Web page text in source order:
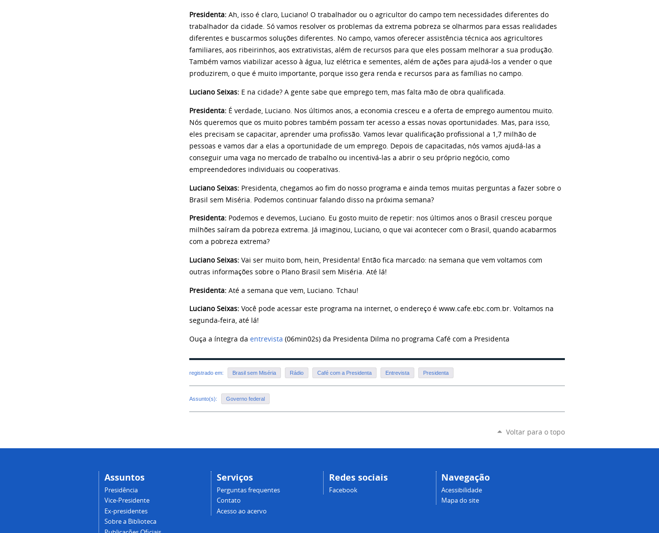
Presidenta: Ah, isso é claro, Luciano! O trabalhador ou o agricultor do campo tem necessidades diferentes do
trabalhador da cidade. Só vamos resolver os problemas da extrema pobreza se olharmos para essas realidades
diferentes e buscarmos soluções diferentes. No campo, vamos oferecer assistência técnica aos agricultores
familiares, aos ribeirinhos, aos extrativistas, além de recursos para que eles possam melhorar a sua produção.
Também vamos viabilizar acesso à água, luz elétrica e sementes, além de ações para ajudá-los a vender o que
produzirem, o que é muito importante, porque isso gera renda e recursos para as famílias no campo.
Luciano Seixas: E na cidade? A gente sabe que emprego tem, mas falta mão de obra qualificada.
Presidenta: É verdade, Luciano. Nos últimos anos, a economia cresceu e a oferta de emprego aumentou muito.
Nós queremos que os muito pobres também possam ter acesso a essas novas oportunidades. Mas, para isso,
eles precisam se capacitar, aprender uma profissão. Vamos levar qualificação profissional a 1,7 milhão de
pessoas e vamos dar a elas a oportunidade de um emprego. Depois de capacitadas, nós vamos ajudá-las a
conseguir uma vaga no mercado de trabalho ou incentivá-las a abrir o seu próprio negócio, como
empreendedores individuais ou cooperativas.
Luciano Seixas: Presidenta, chegamos ao fim do nosso programa e ainda temos muitas perguntas a fazer sobre o
Brasil sem Miséria. Podemos continuar falando disso na próxima semana?
Presidenta: Podemos e devemos, Luciano. Eu gosto muito de repetir: nos últimos anos o Brasil cresceu porque
milhões saíram da pobreza extrema. Já imaginou, Luciano, o que vai acontecer com o Brasil, quando acabarmos
com a pobreza extrema?
Luciano Seixas: Vai ser muito bom, hein, Presidenta! Então fica marcado: na semana que vem voltamos com
outras informações sobre o Plano Brasil sem Miséria. Até lá!
Presidenta: Até a semana que vem, Luciano. Tchau!
Luciano Seixas: Você pode acessar este programa na internet, o endereço é www.cafe.ebc.com.br. Voltamos na
segunda-feira, até lá!
Ouça a íntegra da entrevista (06min02s) da Presidenta Dilma no programa Café com a Presidenta
registrado em: Brasil sem Miséria Rádio Café com a Presidenta Entrevista Presidenta
Assunto(s): Governo federal
Voltar para o topo
Assuntos
Presidência
Vice-Presidente
Ex-presidentes
Sobre a Biblioteca
Serviços
Perguntas frequentes
Contato
Acesso ao acervo
Redes sociais
Facebook
Navegação
Acessibilidade
Mapa do site